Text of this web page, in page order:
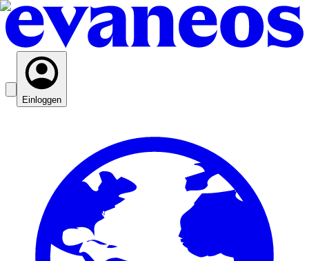
Einloggen